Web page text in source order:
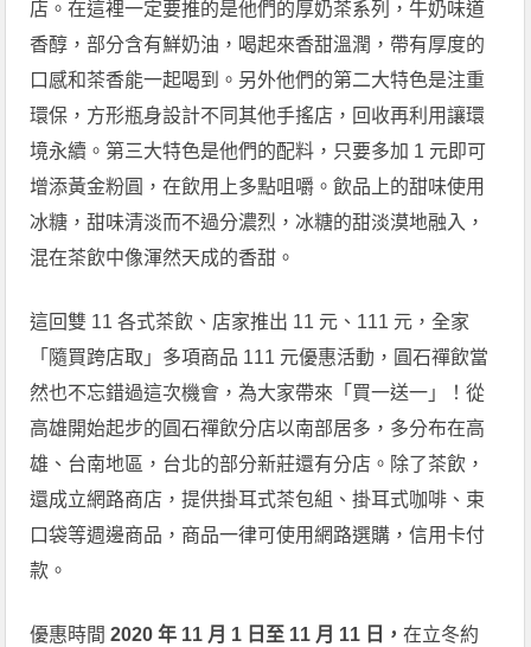
店。在這裡一定要推的是他們的厚奶茶系列，牛奶味道
香醇，部分含有鮮奶油，喝起來香甜溫潤，帶有厚度的
口感和茶香能一起喝到。另外他們的第二大特色是注重
環保，方形瓶身設計不同其他手搖店，回收再利用讓環
境永續。第三大特色是他們的配料，只要多加 1 元即可
增添黃金粉圓，在飲用上多點咀嚼。飲品上的甜味使用
冰糖，甜味清淡而不過分濃烈，冰糖的甜淡漠地融入，
混在茶飲中像渾然天成的香甜。
這回雙 11 各式茶飲、店家推出 11 元、111 元，全家
「隨買跨店取」多項商品 111 元優惠活動，圓石禪飲當
然也不忘錯過這次機會，為大家帶來「買一送一」！從
高雄開始起步的圓石禪飲分店以南部居多，多分布在高
雄、台南地區，台北的部分新莊還有分店。除了茶飲，
還成立網路商店，提供掛耳式茶包組、掛耳式咖啡、束
口袋等週邊商品，商品一律可使用網路選購，信用卡付
款。
優惠時間 2020 年 11 月 1 日至 11 月 11 日，在立冬約